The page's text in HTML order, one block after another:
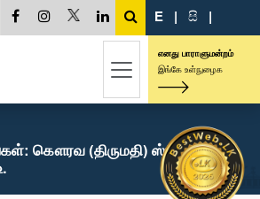
E | සි |
எனது பாராளுமன்றம்
இங்கே உள்நுழைக
கௌரவ (திருமதி) ஸ்ரீயாணி